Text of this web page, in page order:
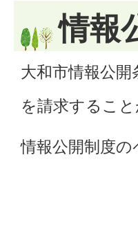
情報
大和市情報公
を請求すること
情報公開制度